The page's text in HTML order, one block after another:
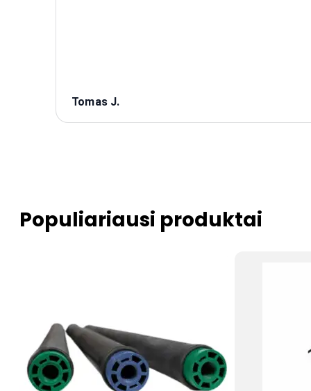
Tomas J.
Populiariausi produktai